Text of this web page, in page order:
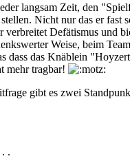
langsam Zeit, den
Nicht nur das er fast
verbreitet Defätismus und
Weise, beim
dass das Knäblein
mehr tragbar!
gibt es zwei
.